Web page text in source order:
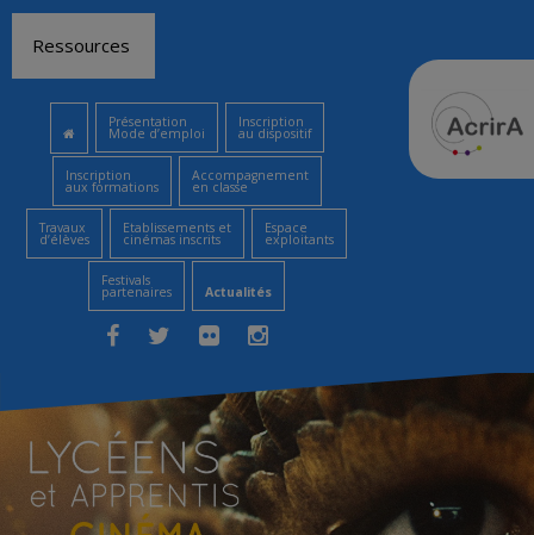
contenu
Ressources
Présentation
Mode d’emploi
Inscription
au dispositif
Inscription
aux formations
Accompagnement
en classe
Travaux
d’élèves
Etablissements et
cinémas inscrits
Espace
exploitants
Festivals
partenaires Actualités